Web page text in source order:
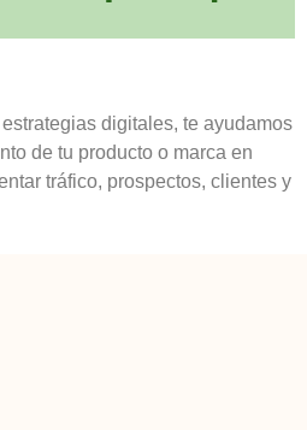
digitales, te ayudamos
de tu producto o marca en
tráfico, prospectos, clientes y